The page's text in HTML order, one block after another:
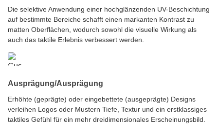
Die selektive Anwendung einer hochglänzenden UV-Beschichtung
auf bestimmte Bereiche schafft einen markanten Kontrast zu
matten Oberflächen, wodurch sowohl die visuelle Wirkung als
auch das taktile Erlebnis verbessert werden.
Ausprägung/Ausprägung
Erhöhte (geprägte) oder eingebettete (ausgeprägte) Designs
verleihen Logos oder Mustern Tiefe, Textur und ein erstklassiges
taktiles Gefühl für ein mehr dreidimensionales Erscheinungsbild.